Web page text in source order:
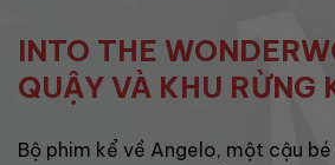
INTO THE
QUẬY VÀ KHU RỪNG
Bộ phim kể về Angelo, một cậu